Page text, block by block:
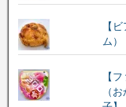
【
ム）
【
（